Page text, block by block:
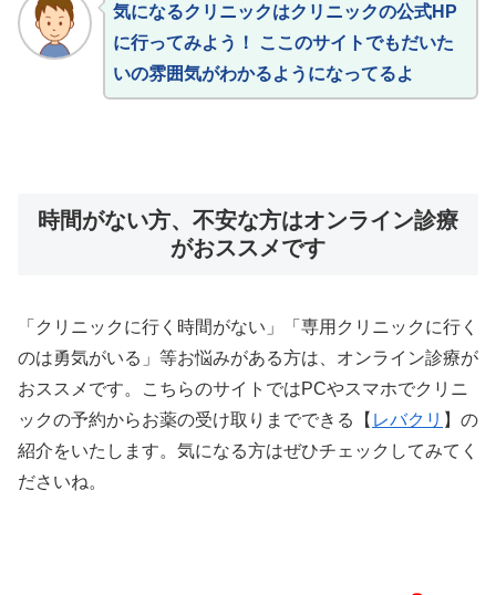
気になるクリニックはクリニックの公式HP
に行ってみよう！ ここのサイトでもだいた
いの雰囲気がわかるようになってるよ
時間がない方、不安な方はオンライン診療
がおススメです
「クリニックに行く時間がない」「専用クリニックに行く
のは勇気がいる」等お悩みがある方は、オンライン診療が
おススメです。こちらのサイトではPCやスマホでクリニ
ックの予約からお薬の受け取りまでできる【 レバクリ 】の
紹介をいたします。気になる方はぜひチェックしてみてく
ださいね。